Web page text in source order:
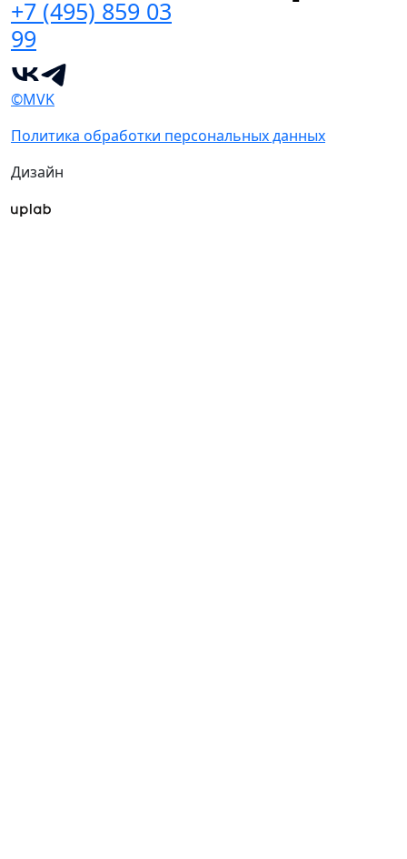
+7 (495) 859 03
99
©MVK
Политика обработки персональных данных
Дизайн